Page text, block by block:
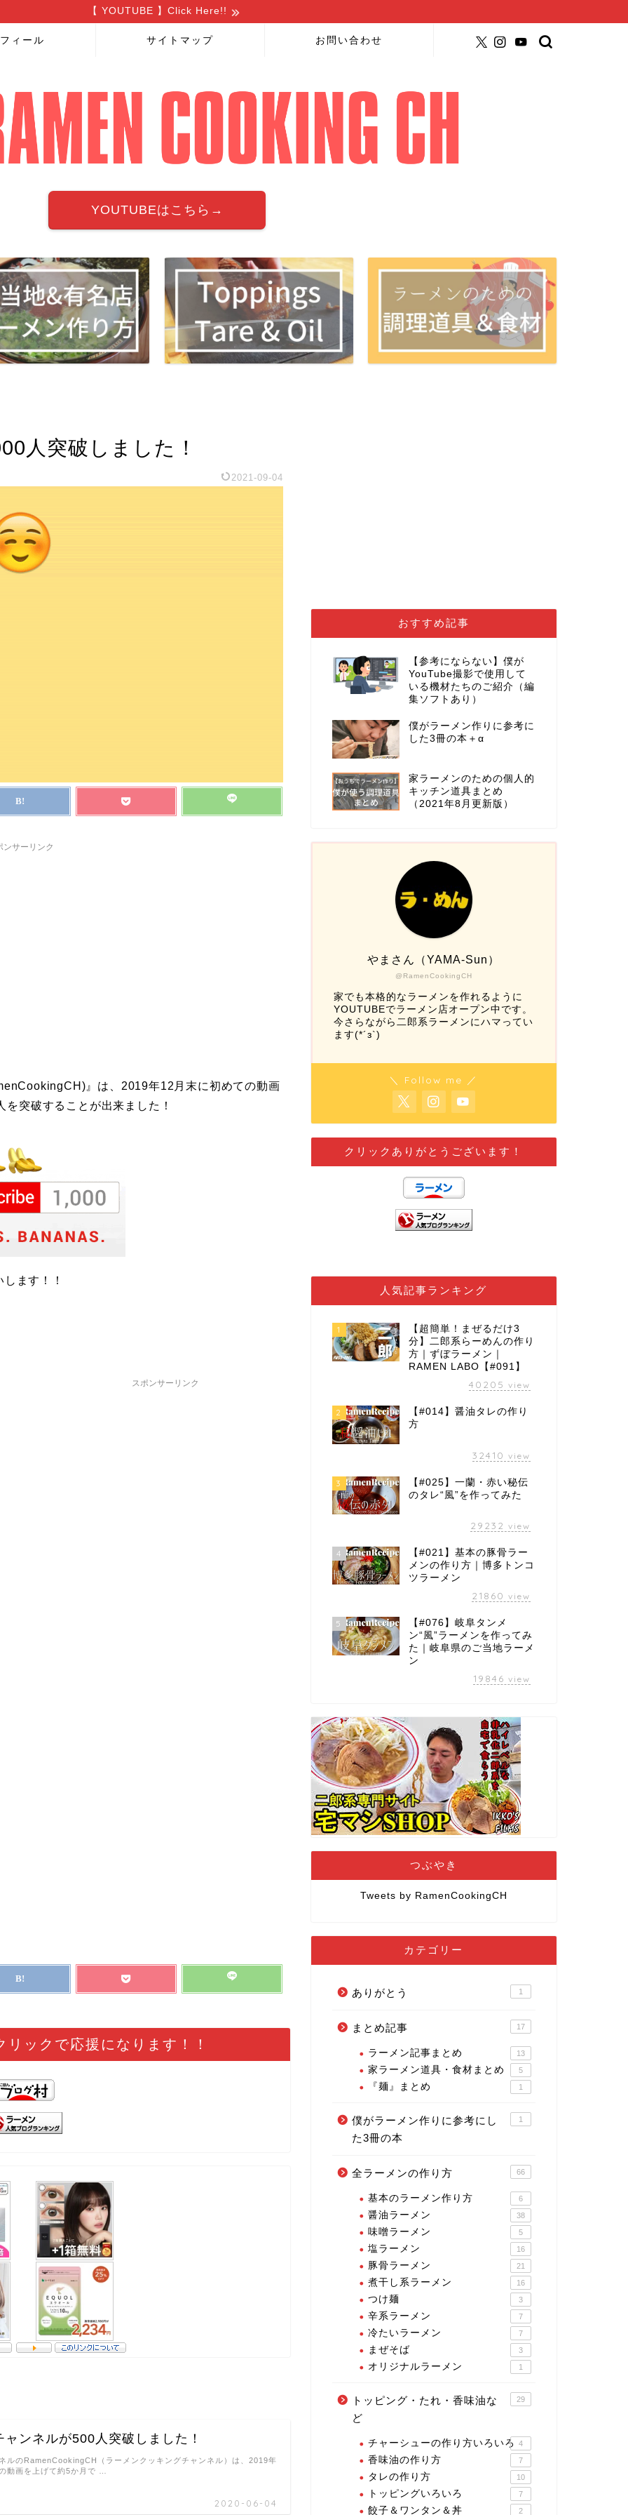
【 YOUTUBE 】Click Here!!
ィール サイトマップ お問い合わせ
YOUTUBEはこちら→
人突破しました！
2021-09-04
ンサーリンク
』は、2019年12月末に初めての動画
突破することが出来ました！
ます！！
スポンサーリンク
ックで応援になります！！
ャンネルが500人突破しました！
2020-06-04
ルのRamenCookingCH（ラーメンクッキングチャンネル）は、2019年
動画を上げて約5か月で …
おすすめ記事
【参考にならない】僕が
YouTube撮影で使用して
いる機材たちのご紹介（編
集ソフトあり）
僕がラーメン作りに参考に
した3冊の本＋α
家ラーメンのための個人的
キッチン道具まとめ
（2021年8月更新版）
@RamenCookingCH
やまさん（YAMA-Sun）
家でも本格的なラーメンを作れるように
YOUTUBEでラーメン店オープン中です。
今さらながら二郎系ラーメンにハマってい
ます(*´з`)
＼ Follow me ／
クリックありがとうございます！
人気記事ランキング
1
【超簡単！まぜるだけ3
分】二郎系らーめんの作り
方｜ずぼラーメン｜
RAMEN LABO【#091】
40205 view
2
【#014】醤油タレの作り
方
32410 view
3
【#025】一蘭・赤い秘伝
のタレ“風”を作ってみた
29232 view
4
【#021】基本の豚骨ラー
メンの作り方｜博多トンコ
ツラーメン
21860 view
5
【#076】岐阜タンメ
ン“風”ラーメンを作ってみ
た｜岐阜県のご当地ラーメ
ン
19846 view
つぶやき
Tweets by RamenCookingCH
カテゴリー
ありがとう 1
まとめ記事 17
ラーメン記事まとめ 13
家ラーメン道具・食材まとめ 5
『麺』まとめ 1
僕がラーメン作りに参考にし
た3冊の本
1
全ラーメンの作り方 66
基本のラーメン作り方 6
醤油ラーメン 38
味噌ラーメン 5
塩ラーメン 16
豚骨ラーメン 21
煮干し系ラーメン 16
つけ麺 3
辛系ラーメン 7
冷たいラーメン 7
まぜそば 3
オリジナルラーメン 1
トッピング・たれ・香味油な
ど
29
チャーシューの作り方いろいろ 4
香味油の作り方 7
タレの作り方 10
トッピングいろいろ 7
餃子＆ワンタン＆丼 2